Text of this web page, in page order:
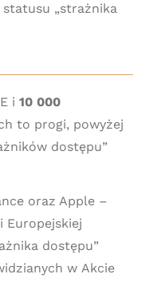
„strażnika
i 10 000
to progi, powyżej
dostępu”
oraz Apple –
Europejskiej
dostępu”
w Akcie